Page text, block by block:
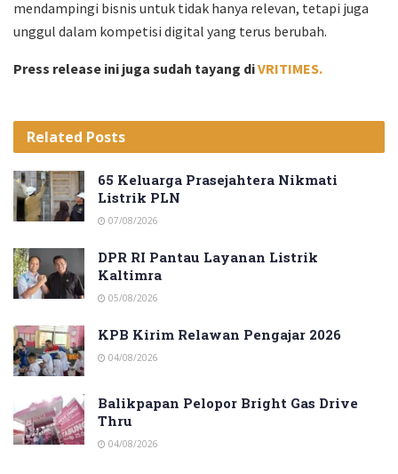
mendampingi bisnis untuk tidak hanya relevan, tetapi juga
unggul dalam kompetisi digital yang terus berubah.
Press release ini juga sudah tayang diVRITIMES.
Related Posts
65 Keluarga Prasejahtera Nikmati
Listrik PLN
07/08/2026
DPR RI Pantau Layanan Listrik
Kaltimra
05/08/2026
KPB Kirim Relawan Pengajar 2026
04/08/2026
Balikpapan Pelopor Bright Gas Drive
Thru
04/08/2026